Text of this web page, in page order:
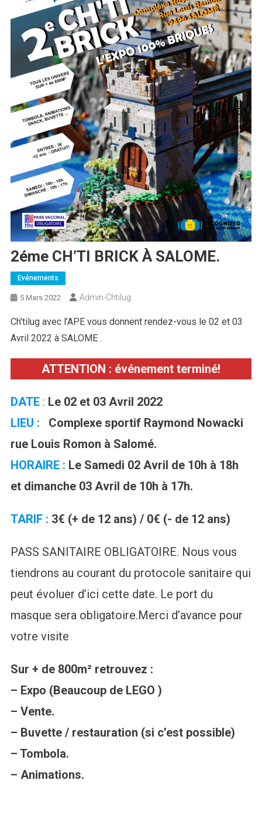
2éme CH’TI BRICK À SALOME.
Evénements
5 Mars 2022 Admin-Chtilug
Ch’tilug avec l’APE vous donnent rendez-vous le 02 et 03
Avril 2022 à SALOME .
ATTENTION : événement terminé!
DATE : Le 02 et 03 Avril 2022
LIEU :
Complexe sportif Raymond Nowacki
rue Louis Romon à Salomé.
HORAIRE : Le Samedi 02 Avril de 10h à 18h
et dimanche 03 Avril de 10h à 17h.
TARIF : 3€ (+ de 12 ans) / 0€ (- de 12 ans)
PASS SANITAIRE OBLIGATOIRE. Nous vous
tiendrons au courant du protocole sanitaire qui
peut évoluer d’ici cette date. Le port du
masque sera obligatoire.Merci d’avance pour
votre visite
Sur + de 800m² retrouvez :
– Expo (Beaucoup de LEGO )
– Vente.
– Buvette / restauration (si c’est possible)
– Tombola.
– Animations.